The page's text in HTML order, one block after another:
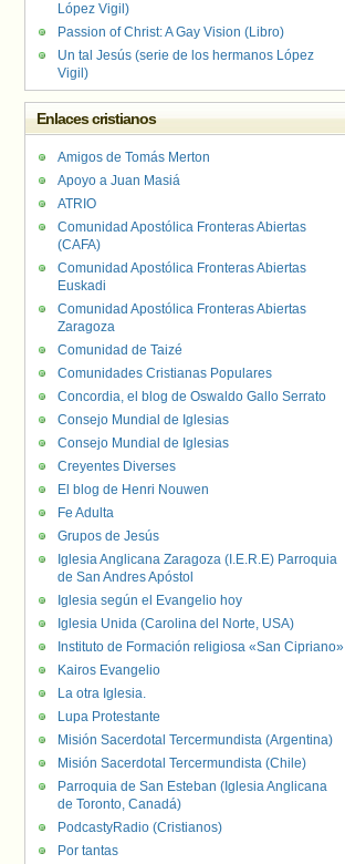
López Vigil)
Passion of Christ: A Gay Vision (Libro)
Un tal Jesús (serie de los hermanos López
Vigil)
Enlaces cristianos
Amigos de Tomás Merton
Apoyo a Juan Masiá
ATRIO
Comunidad Apostólica Fronteras Abiertas
(CAFA)
Comunidad Apostólica Fronteras Abiertas
Euskadi
Comunidad Apostólica Fronteras Abiertas
Zaragoza
Comunidad de Taizé
Comunidades Cristianas Populares
Concordia, el blog de Oswaldo Gallo Serrato
Consejo Mundial de Iglesias
Consejo Mundial de Iglesias
Creyentes Diverses
El blog de Henri Nouwen
Fe Adulta
Grupos de Jesús
Iglesia Anglicana Zaragoza (I.E.R.E) Parroquia
de San Andres Apóstol
Iglesia según el Evangelio hoy
Iglesia Unida (Carolina del Norte, USA)
Instituto de Formación religiosa «San Cipriano»
Kairos Evangelio
La otra Iglesia.
Lupa Protestante
Misión Sacerdotal Tercermundista (Argentina)
Misión Sacerdotal Tercermundista (Chile)
Parroquia de San Esteban (Iglesia Anglicana
de Toronto, Canadá)
PodcastyRadio (Cristianos)
Por tantas